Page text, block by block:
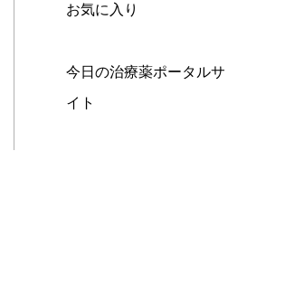
お気に入り
今日の治療薬ポータルサ
イト